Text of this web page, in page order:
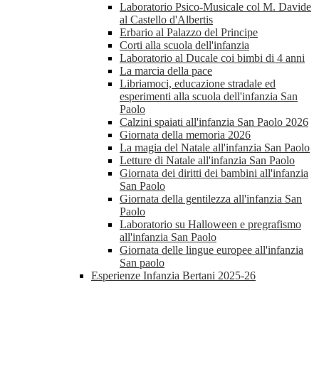
Laboratorio Psico-Musicale col M. Davide
al Castello d'Albertis
Erbario al Palazzo del Principe
Corti alla scuola dell'infanzia
Laboratorio al Ducale coi bimbi di 4 anni
La marcia della pace
Libriamoci, educazione stradale ed
esperimenti alla scuola dell'infanzia San
Paolo
Calzini spaiati all'infanzia San Paolo 2026
Giornata della memoria 2026
La magia del Natale all'infanzia San Paolo
Letture di Natale all'infanzia San Paolo
Giornata dei diritti dei bambini all'infanzia
San Paolo
Giornata della gentilezza all'infanzia San
Paolo
Laboratorio su Halloween e pregrafismo
all'infanzia San Paolo
Giornata delle lingue europee all'infanzia
San paolo
Esperienze Infanzia Bertani 2025-26